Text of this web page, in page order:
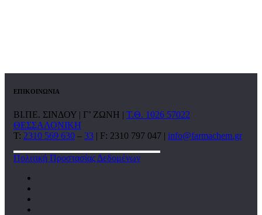
ΕΠΙΚΟΙΝΩΝΙΑ
ΒΙ.ΠΕ. ΣΙΝΔΟΥ | Γ’ ΖΩΝΗ | Τ.Θ. 1026 57022
ΘΕΣΣΑΛΟΝΙΚΗ
T: 2310 569 630 – 33 | F: 2310 797 047 | info@farmachem.gr
Πολιτική Προστασίας Δεδομένων